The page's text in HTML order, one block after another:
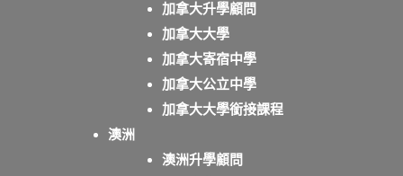
加拿大升學顧問
加拿大大學
加拿大寄宿中學
加拿大公立中學
加拿大大學銜接課程
澳洲
澳洲升學顧問